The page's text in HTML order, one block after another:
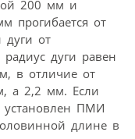
200 мм и
прогибается от
от
радиус дуги равен
в отличие от
а 2,2 мм. Если
установлен ПМИ
длине в